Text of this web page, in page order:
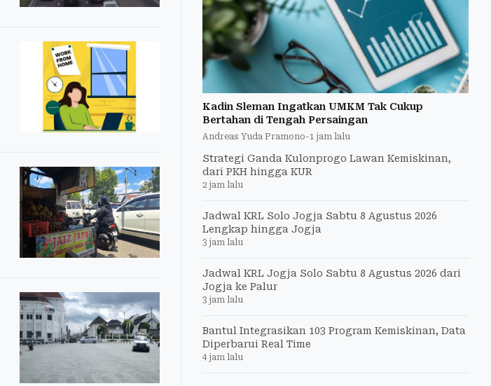
Kadin Sleman Ingatkan UMKM Tak Cukup
Bertahan di Tengah Persaingan
Andreas Yuda Pramono-1 jam lalu
Strategi Ganda Kulonprogo Lawan Kemiskinan,
dari PKH hingga KUR
2 jam lalu
Jadwal KRL Solo Jogja Sabtu 8 Agustus 2026
Lengkap hingga Jogja
3 jam lalu
Jadwal KRL Jogja Solo Sabtu 8 Agustus 2026 dari
Jogja ke Palur
3 jam lalu
Bantul Integrasikan 103 Program Kemiskinan, Data
Diperbarui Real Time
4 jam lalu